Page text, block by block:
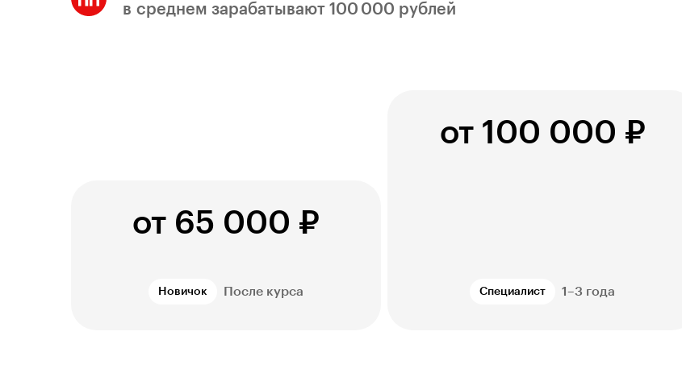
в среднем зарабатывают 100 000 рублей
от 65 000 ₽
Новичок После курса
от 100 000 ₽
Специалист 1–3 года